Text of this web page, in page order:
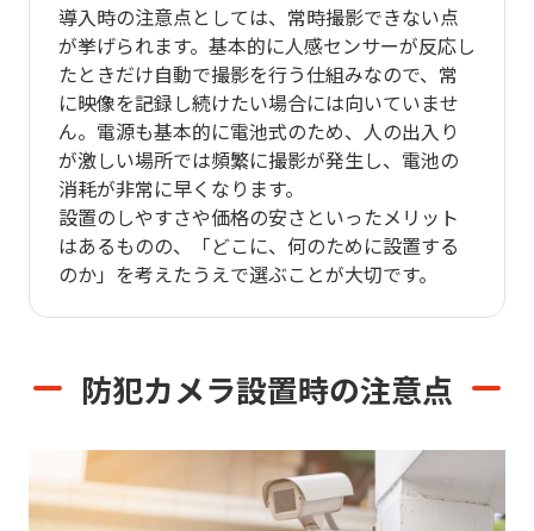
導入時の注意点としては、常時撮影できない点
が挙げられます。基本的に人感センサーが反応し
たときだけ自動で撮影を行う仕組みなので、常
に映像を記録し続けたい場合には向いていませ
ん。電源も基本的に電池式のため、人の出入り
が激しい場所では頻繁に撮影が発生し、電池の
消耗が非常に早くなります。
設置のしやすさや価格の安さといったメリット
はあるものの、「どこに、何のために設置する
のか」を考えたうえで選ぶことが大切です。
防犯カメラ設置時の注意点